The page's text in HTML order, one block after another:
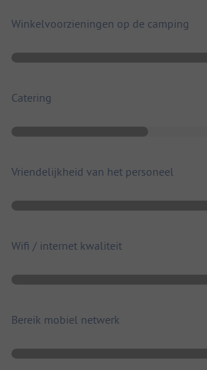
Winkelvoorzieningen op de camping
Catering
Vriendelijkheid van het personeel
Wifi / internet kwaliteit
Bereik mobiel netwerk